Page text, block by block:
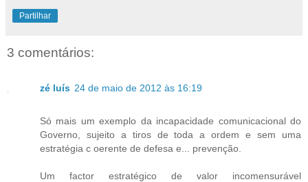
Partilhar
3 comentários:
zé luís 24 de maio de 2012 às 16:19
Só mais um exemplo da incapacidade comunicacional do
Governo, sujeito a tiros de toda a ordem e sem uma
estratégia c oerente de defesa e... prevenção.
Um factor estratégico de valor incomensurável